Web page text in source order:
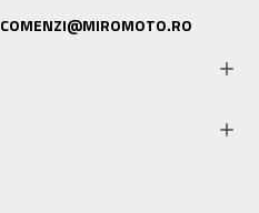
COMENZI@MIROMOTO.RO